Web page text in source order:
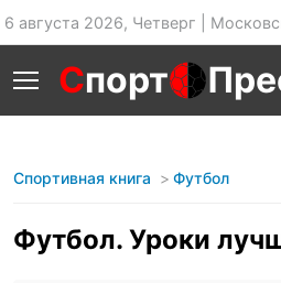
6 августа 2026, Четверг |
Спорт
Спортивная книга Футбол
Футбол. Уроки